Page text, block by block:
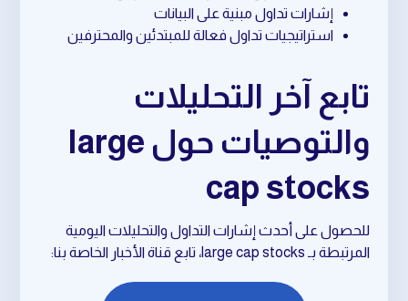
إشارات تداول مبنية على البيانات
استراتيجيات تداول فعالة للمبتدئين والمحترفين
تابع آخر التحليلات
والتوصيات حول large
cap stocks
للحصول على أحدث إشارات التداول والتحليلات اليومية
المرتبطة بـ large cap stocks، تابع قناة الأخبار الخاصة بنا: